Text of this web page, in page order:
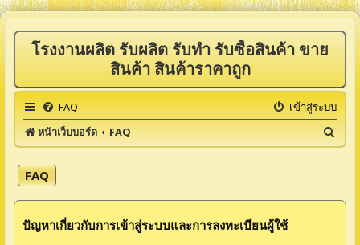
โรงงานผลิต รับผลิต รับทำ รับซื้อสินค้า ขาย
สินค้า สินค้าราคาถูก
FAQ
เข้าสู่ระบบ
หน้าเว็บบอร์ด
FAQ
น
FAQ
ปัญหาเกี่ยวกับการเข้าสู่ระบบและการลงทะเบียนผู้ใช้